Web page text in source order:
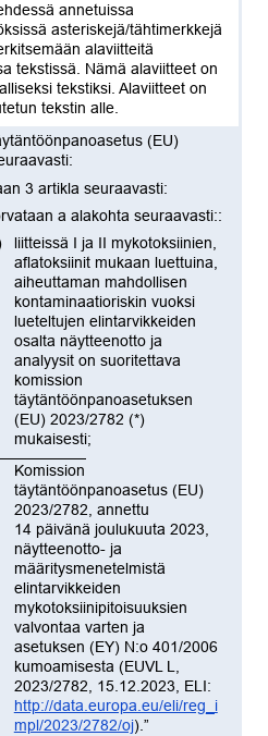
annetuissa
asteriskejä/tähtimerkkejä
alaviitteitä
tekstissä. Nämä alaviitteet on
tekstiksi. Alaviitteet on
tekstin alle.
(EU)
3 artikla seuraavasti:
a alakohta seuraavasti::
liitteissä I ja II mykotoksiinien,
aflatoksiinit mukaan luettuina,
aiheuttaman mahdollisen
kontaminaatioriskin vuoksi
lueteltujen elintarvikkeiden
osalta näytteenotto ja
analyysit on suoritettava
komission
täytäntöönpanoasetuksen
(EU) 2023/2782 (*)
mukaisesti;
Komission
täytäntöönpanoasetus (EU)
2023/2782, annettu
14 päivänä joulukuuta 2023,
näytteenotto- ja
määritysmenetelmistä
elintarvikkeiden
mykotoksiinipitoisuuksien
valvontaa varten ja
asetuksen (EY) N:o 401/2006
kumoamisesta (EUVL L,
2023/2782, 15.12.2023, ELI:
http://data.europa.eu/eli/reg_i
mpl/2023/2782/oj).”